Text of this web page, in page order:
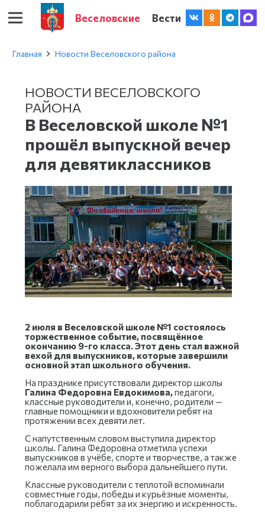
Веселовские Вести
Главная Новости Веселовского района
НОВОСТИ ВЕСЕЛОВСКОГО
РАЙОНА
В Веселовской школе №1
прошёл выпускной вечер
для девятиклассников
2 июля в Веселовской школе №1 состоялось
торжественное событие, посвящённое
окончанию 9-го класса. Этот день стал важной
вехой для выпускников, которые завершили
основной этап школьного обучения.
На празднике присутствовали директор школы
Галина Федоровна Евдокимова, педагоги,
классные руководители и, конечно, родители —
главные помощники и вдохновители ребят на
протяжении всех девяти лет.
С напутственным словом выступила директор
школы. Галина Федоровна отметила успехи
выпускников в учёбе, спорте и творчестве, а также
пожелала им верного выбора дальнейшего пути.
Классные руководители с теплотой вспоминали
совместные годы, победы и курьёзные моменты,
поблагодарили ребят за их энергию и искренность.